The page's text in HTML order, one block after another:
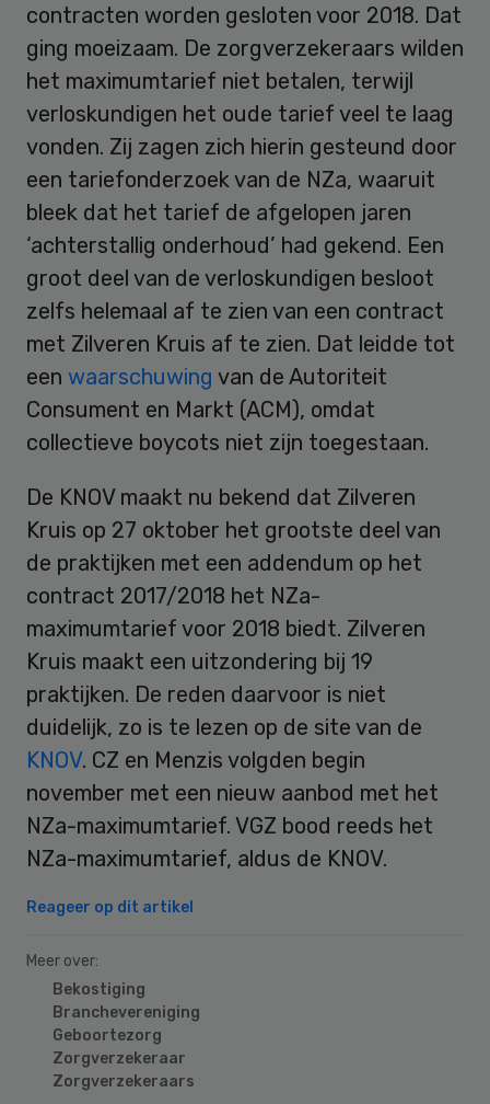
contracten worden gesloten voor 2018. Dat
ging moeizaam. De zorgverzekeraars wilden
het maximumtarief niet betalen, terwijl
verloskundigen het oude tarief veel te laag
vonden. Zij zagen zich hierin gesteund door
een tariefonderzoek van de NZa, waaruit
bleek dat het tarief de afgelopen jaren
‘achterstallig onderhoud’ had gekend. Een
groot deel van de verloskundigen besloot
zelfs helemaal af te zien van een contract
met Zilveren Kruis af te zien. Dat leidde tot
een waarschuwing van de Autoriteit
Consument en Markt (ACM), omdat
collectieve boycots niet zijn toegestaan.
De KNOV maakt nu bekend dat Zilveren
Kruis op 27 oktober het grootste deel van
de praktijken met een addendum op het
contract 2017/2018 het NZa-
maximumtarief voor 2018 biedt. Zilveren
Kruis maakt een uitzondering bij 19
praktijken. De reden daarvoor is niet
duidelijk, zo is te lezen op de site van de
KNOV. CZ en Menzis volgden begin
november met een nieuw aanbod met het
NZa-maximumtarief. VGZ bood reeds het
NZa-maximumtarief, aldus de KNOV.
Reageer op dit artikel
Meer over:
Bekostiging
Branchevereniging
Geboortezorg
Zorgverzekeraar
Zorgverzekeraars